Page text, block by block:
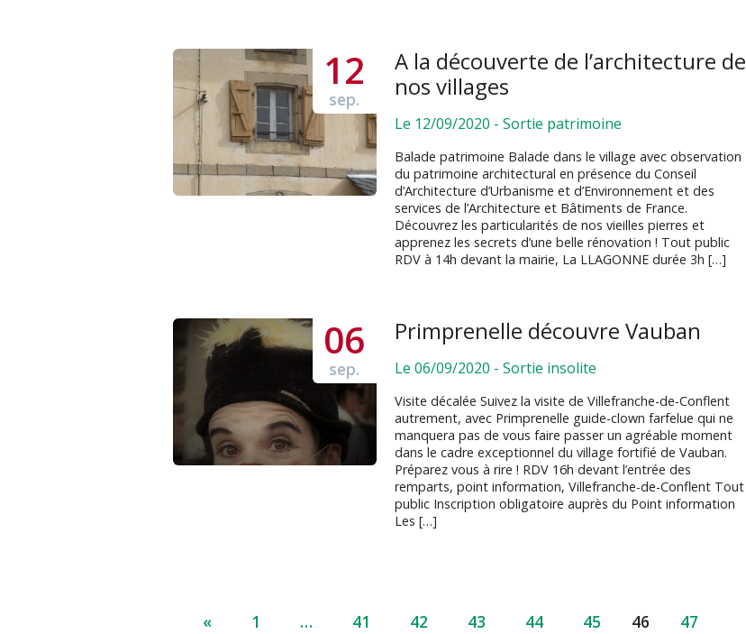
12
sep.
A la découverte de l’architecture de
nos villages
Le 12/09/2020 -Sortie patrimoine
Balade patrimoine Balade dans le village avec observation
du patrimoine architectural en présence du Conseil
d’Architecture d’Urbanisme et d’Environnement et des
services de l’Architecture et Bâtiments de France.
Découvrez les particularités de nos vieilles pierres et
apprenez les secrets d’une belle rénovation ! Tout public
RDV à 14h devant la mairie, La LLAGONNE durée 3h […]
06
sep.
Primprenelle découvre Vauban
Le 06/09/2020 -Sortie insolite
Visite décalée Suivez la visite de Villefranche-de-Conflent
autrement, avec Primprenelle guide-clown farfelue qui ne
manquera pas de vous faire passer un agréable moment
dans le cadre exceptionnel du village fortifié de Vauban.
Préparez vous à rire ! RDV 16h devant l’entrée des
remparts, point information, Villefranche-de-Conflent Tout
public Inscription obligatoire auprès du Point information
Les […]
« 1 … 41 42 43 44 45 46
47